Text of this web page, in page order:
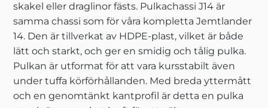
skakel eller draglinor fästs. Pulkachassi J14 är
samma chassi som för våra kompletta Jemtlander
14. Den är tillverkat av HDPE-plast, vilket är både
lätt och starkt, och ger en smidig och tålig pulka.
Pulkan är utformat för att vara kursstabilt även
under tuffa körförhållanden. Med breda yttermått
och en genomtänkt kantprofil är detta en pulka